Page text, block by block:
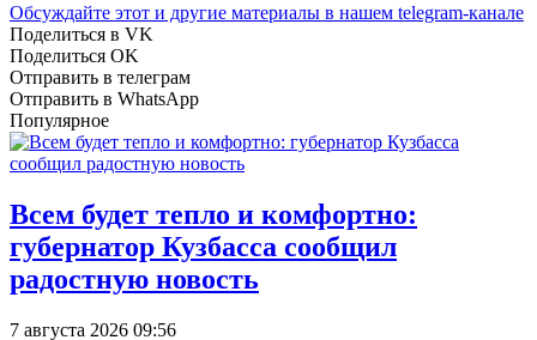
Обсуждайте этот и другие материалы в нашем telegram-канале
Поделиться в VK
Поделиться OK
Отправить в телеграм
Отправить в WhatsApp
Популярное
Всем будет тепло и комфортно:
губернатор Кузбасса сообщил
радостную новость
7 августа 2026 09:56